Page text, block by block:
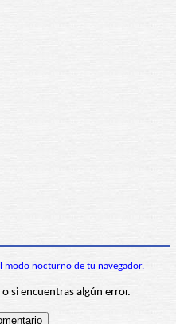
modo nocturno de tu navegador.
si encuentras algún error.